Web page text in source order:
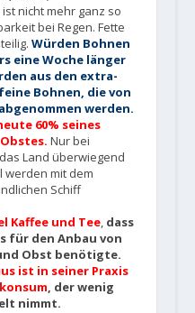
nicht mehr ganz so
bei Regen. Fette
Würden Bohnen
eine Woche länger
aus den extra-
Bohnen, die von
werden.
60% seines
Nur bei
Land überwiegend
werden mit dem
Schiff
Kaffee und Tee, dass
für den Anbau von
Obst benötigte.
ist in seiner Praxis
, der wenig
nimmt.